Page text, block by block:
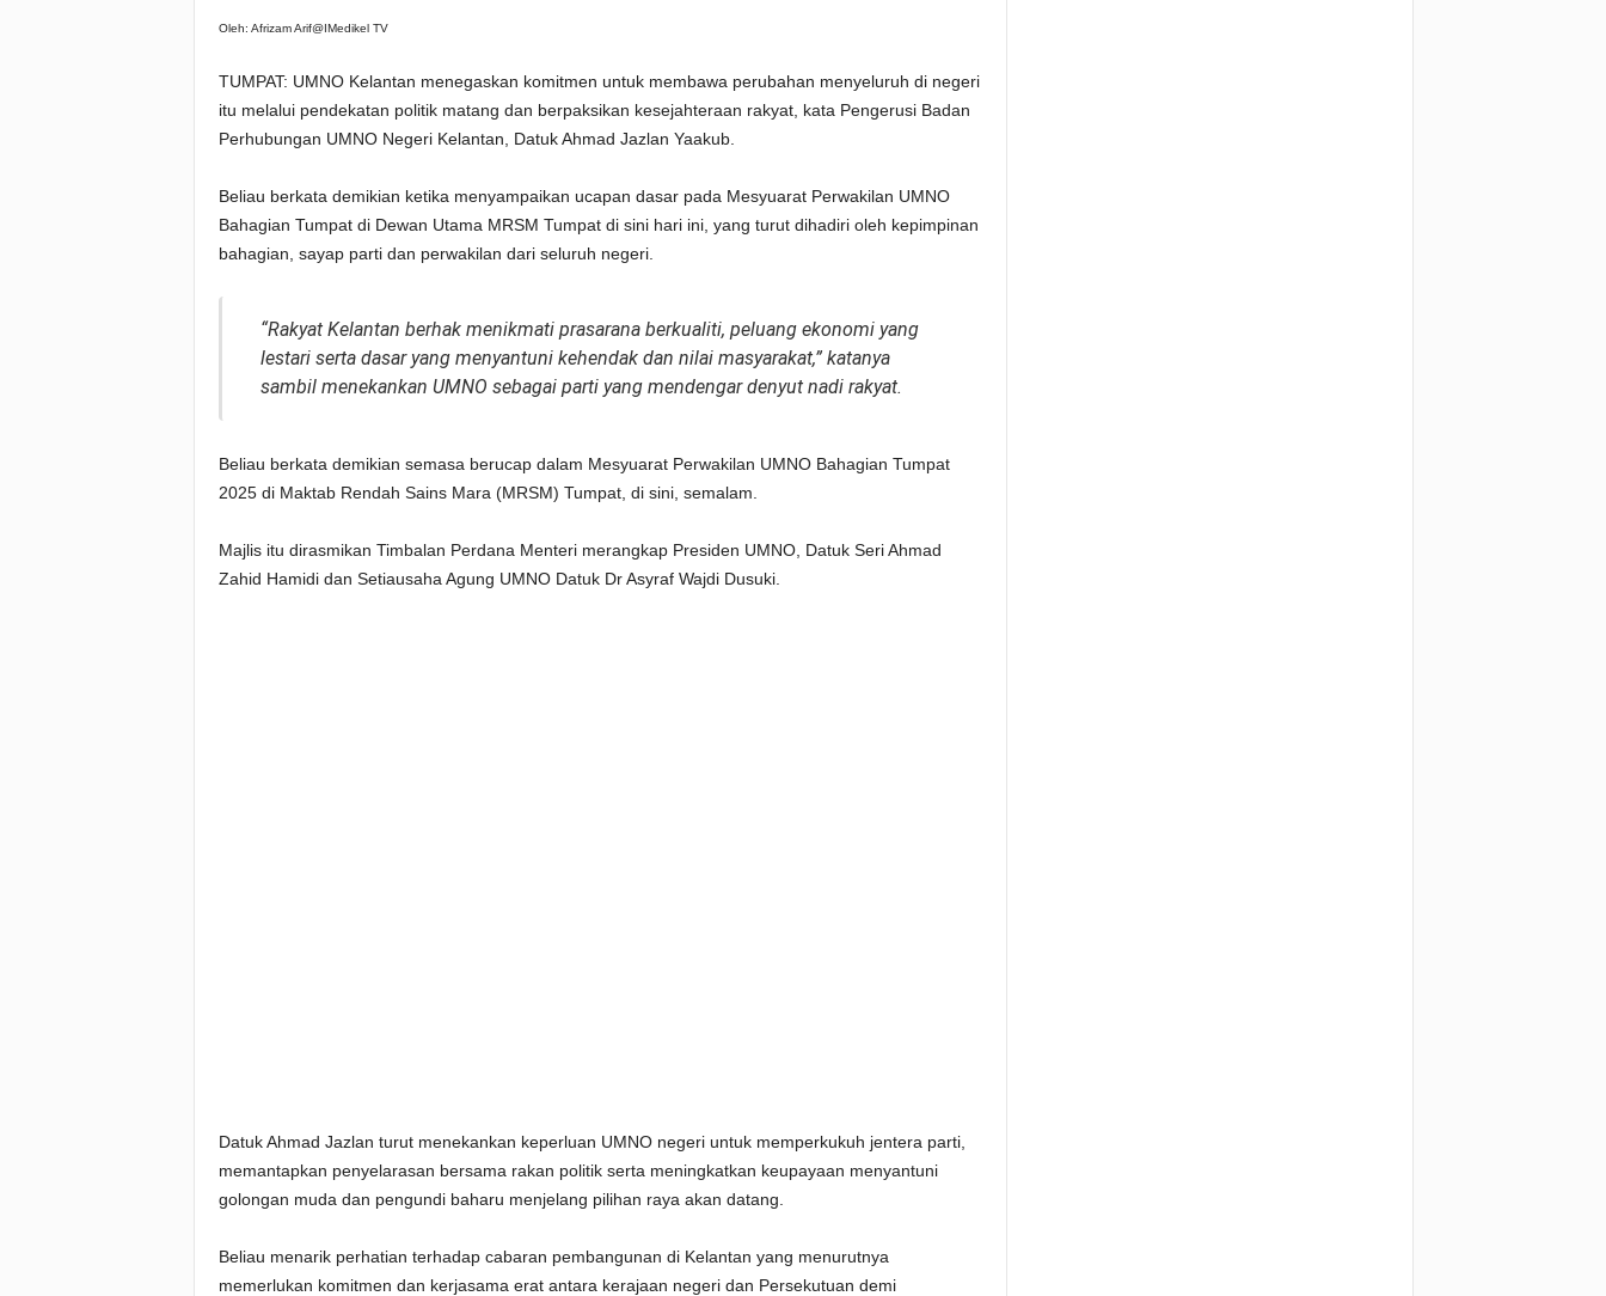
Oleh: Afrizam Arif@IMedikel TV
TUMPAT: UMNO Kelantan menegaskan komitmen untuk membawa perubahan menyeluruh di negeri
itu melalui pendekatan politik matang dan berpaksikan kesejahteraan rakyat, kata Pengerusi Badan
Perhubungan UMNO Negeri Kelantan, Datuk Ahmad Jazlan Yaakub.
Beliau berkata demikian ketika menyampaikan ucapan dasar pada Mesyuarat Perwakilan UMNO
Bahagian Tumpat di Dewan Utama MRSM Tumpat di sini hari ini, yang turut dihadiri oleh kepimpinan
bahagian, sayap parti dan perwakilan dari seluruh negeri.
“Rakyat Kelantan berhak menikmati prasarana berkualiti, peluang ekonomi yang
lestari serta dasar yang menyantuni kehendak dan nilai masyarakat,” katanya
sambil menekankan UMNO sebagai parti yang mendengar denyut nadi rakyat.
Beliau berkata demikian semasa berucap dalam Mesyuarat Perwakilan UMNO Bahagian Tumpat
2025 di Maktab Rendah Sains Mara (MRSM) Tumpat, di sini, semalam.
Majlis itu dirasmikan Timbalan Perdana Menteri merangkap Presiden UMNO, Datuk Seri Ahmad
Zahid Hamidi dan Setiausaha Agung UMNO Datuk Dr Asyraf Wajdi Dusuki.
Datuk Ahmad Jazlan turut menekankan keperluan UMNO negeri untuk memperkukuh jentera parti,
memantapkan penyelarasan bersama rakan politik serta meningkatkan keupayaan menyantuni
golongan muda dan pengundi baharu menjelang pilihan raya akan datang.
Beliau menarik perhatian terhadap cabaran pembangunan di Kelantan yang menurutnya
memerlukan komitmen dan kerjasama erat antara kerajaan negeri dan Persekutuan demi